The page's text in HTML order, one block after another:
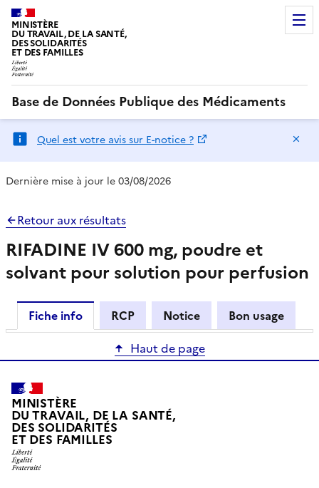
MINISTÈRE
DU TRAVAIL, DE LA SANTÉ,
DES SOLIDARITÉS
ET DES FAMILLES
Base de Données Publique des Médicaments
Quel est votre avis sur E-notice ?
Dernière mise à jour le 03/08/2026
Retour aux résultats
RIFADINE IV 600 mg, poudre et
solvant pour solution pour perfusion
Fiche info RCP Notice
Bon usage
Haut de page
MINISTÈRE
DU TRAVAIL, DE LA SANTÉ,
DES SOLIDARITÉS
ET DES FAMILLES